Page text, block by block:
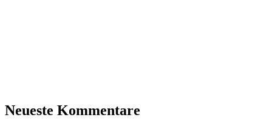
Neueste Kommentare